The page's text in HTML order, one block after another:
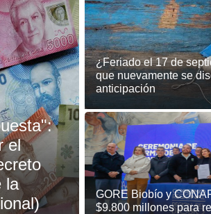
el
la
¿Feriado el 17 de
que nuevamente se
anticipación
GORE Biobío y
$9.800 millones para